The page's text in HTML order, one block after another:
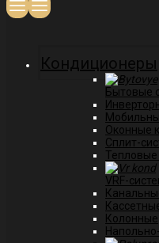
Кондиционеры
Бытовые
Оконные
Сплит-
Тепловые
VRF-
Колонные